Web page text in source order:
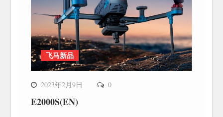
飞马新品
2023年2月9日 0
E2000S(EN)